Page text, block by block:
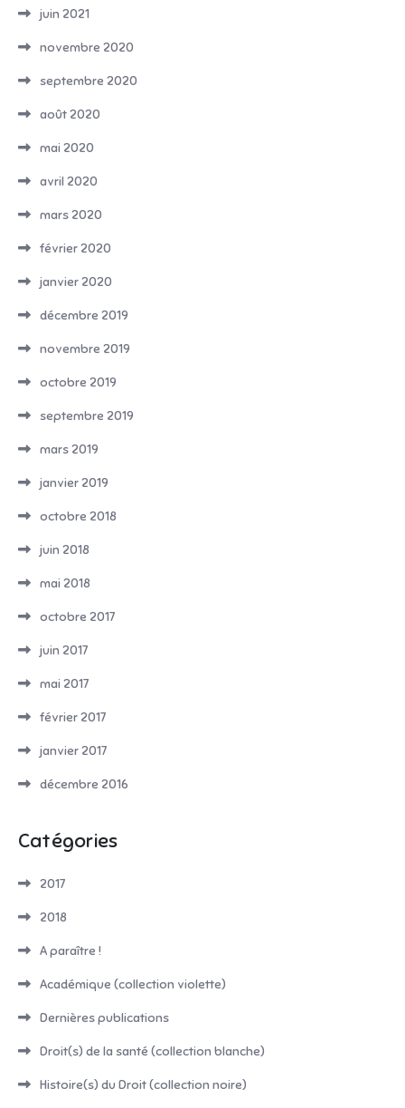
juin 2021
novembre 2020
septembre 2020
août 2020
mai 2020
avril 2020
mars 2020
février 2020
janvier 2020
décembre 2019
novembre 2019
octobre 2019
septembre 2019
mars 2019
janvier 2019
octobre 2018
juin 2018
mai 2018
octobre 2017
juin 2017
mai 2017
février 2017
janvier 2017
décembre 2016
Catégories
2017
2018
A paraître !
Académique (collection violette)
Dernières publications
Droit(s) de la santé (collection blanche)
Histoire(s) du Droit (collection noire)